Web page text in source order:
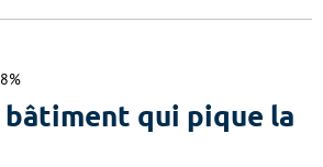
bâtiment qui pique la